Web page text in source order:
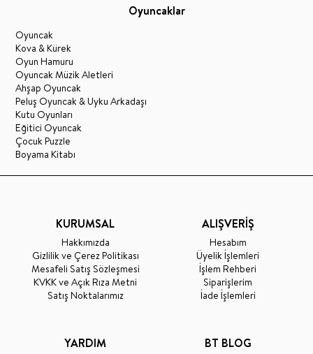
Oyuncaklar
Oyuncak
Kova & Kürek
Oyun Hamuru
Oyuncak Müzik Aletleri
Ahşap Oyuncak
Peluş Oyuncak & Uyku Arkadaşı
Kutu Oyunları
Eğitici Oyuncak
Çocuk Puzzle
Boyama Kitabı
KURUMSAL
Hakkımızda
Gizlilik ve Çerez Politikası
Mesafeli Satış Sözleşmesi
KVKK ve Açık Rıza Metni
Satış Noktalarımız
ALIŞVERİŞ
Hesabım
Üyelik İşlemleri
İşlem Rehberi
Siparişlerim
İade İşlemleri
YARDIM BT BLOG